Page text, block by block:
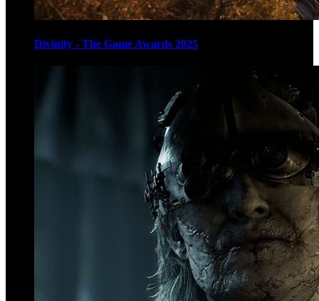
Divinity - The Game Awards 2025